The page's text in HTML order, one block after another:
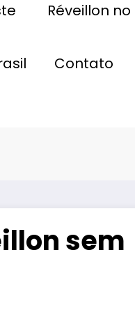
Réveillon
Contato
sem